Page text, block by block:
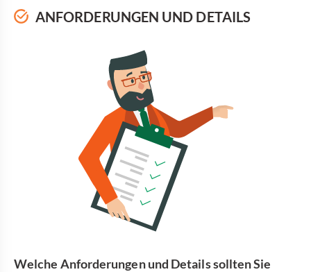
ANFORDERUNGEN UND DETAILS
Welche Anforderungen und Details sollten Sie